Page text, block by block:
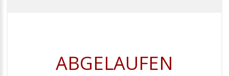
ABGELAUFEN